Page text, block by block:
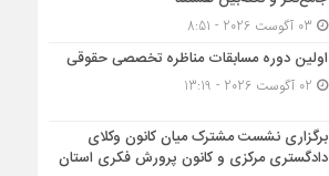
اولین دوره مسابقات مناظره تخصصی حقوقی
برگزاری نشست مشترک میان کانون وکلای
دادگستری مرکزی و کانون پرورش فکری استان